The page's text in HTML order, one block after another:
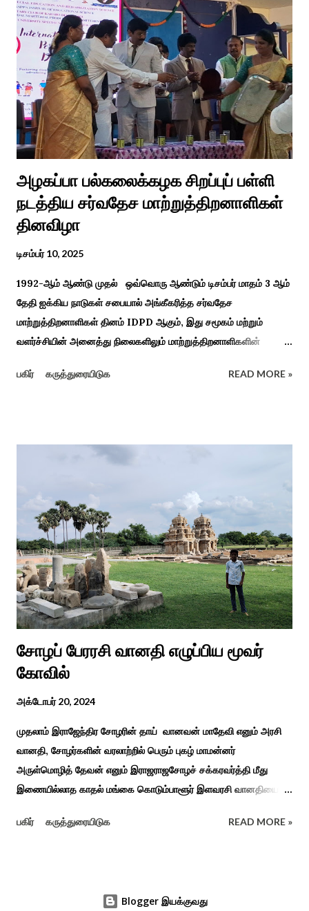
பழக்க வழக்கங்கள் ஜாதிய சமூக ரீதியாக வேறுபடும். அந்த வகையில்,
ஆராத்தி எடுக்கும் முறையும் சற்று வேறுபடுடன் தான் இருக்கும்.அப்படி
திருமணம் ஒன்றில் கொழுந்தியாள்கள் மூன்று பேர் இணைந்து
மாப்பிள்ளைக்கு ஆராத்தி எடுத்துள்ளனர். அப்போது மாப்பிள்ளையைக்
கேலியாக நகைச்சுவை உணர்வு பொங்க பாடிய வரிகளை வைத்து
அவர்கள் பாடிய பாடல் இணையதளத்தில் வைரலாகிறது.“மாடு மேய்த்த
மச்சான்” என...
அழகப்பா பல்கலைக்கழக சிறப்புப் பள்ளி
நடத்திய சர்வதேச மாற்றுத்திறனாளிகள்
தினவிழா
டிசம்பர் 10, 2025
1992-ஆம் ஆண்டு முதல் ஒவ்வொரு ஆண்டும் டிசம்பர் மாதம் 3 ஆம்
தேதி ஐக்கிய நாடுகள் சபையால் அங்கீகரித்த சர்வதேச
மாற்றுத்திறனாளிகள் தினம் IDPD ஆகும், இது சமூகம் மற்றும்
வளர்ச்சியின் அனைத்து நிலைகளிலும் மாற்றுத்திறனாளிகளின்
நோக்கமாகக் கொண்டது. சமூகத்தில் மாற்றுத்திறனாளிகளின்
நிகழ்ச்சிகள், கருத்தரங்குகள் மற்றும் உதவிகள் வழங்கும் விழாக்கள்
பல்கலைக்கழகத்தின் சிறப்புக் கல்வி மற்றும் மறுவாழ்வு அறிவியல்
துறை, மற்றும் டாக்டர் அழகப்பா கல்வி அறிவியல் நிறுவனம் , மற்றும்
காரைக்குடி ஹெரிடேஜ் ரோட்டரி கிளப், மற்றும் மாற்றுத்
திறனாளிகளுக்கான மல்டிமோடல் மெட்டீரியல் உற்பத்திக்கான மையம்,
மற்றும் ஐடி மற்றும் ஆட்டிசத்திற்கான அழகப்பா பல்கலைக்கழக
சிறப்புப் பள்ளி சார்பில் இந்த ஆணடு விழா சர்வதேச மாற்று...
பகிர் கருத்துரையிடுக READ MORE »
சோழப் பேரரசி வானதி எழுப்பிய மூவர்
கோவில்
அக்டோபர் 20, 2024
முதலாம் இராஜேந்திர சோழரின் தாய் வானவன் மாதேவி எனும் அரசி
வானதி, சோழர்களின் வரலாற்றில் பெரும் புகழ் மாமன்னர்
அருள்மொழித் தேவன் எனும் இராஜராஜசோழச் சக்கரவர்த்தி மீது
இணையில்லாத காதல் மங்கை கொடும்பாளூர் இளவரசி வானதியை
கடற்படையின் பரப்பை இலங்கை வரை சென்று வென்று வந்த
இழந்தவர். கொடும்பாளூர் சிற்றரசன் அதாவது வேளிர் சோழ
பகிர் கருத்துரையிடுக READ MORE »
Blogger இயக்குவது